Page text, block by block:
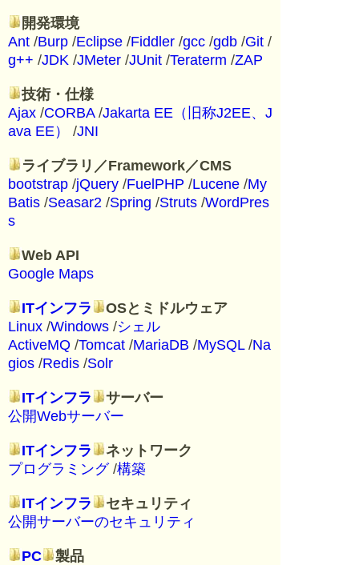
開発環境
Ant /Burp /Eclipse /Fiddler /gcc /gdb /Git /
g++ /JDK /JMeter /JUnit /Teraterm /ZAP
技術・仕様
Ajax /CORBA/Jakarta EE（旧称J2EE、J
ava EE）
/JNI
ライブラリ／Framework／CMS
bootstrap /jQuery /FuelPHP /Lucene /My
Batis /Seasar2 /Spring /Struts /WordPres
s
Web API
Google Maps
ITインフラ
OSとミドルウェア
Linux /Windows /シェル
ActiveMQ /Tomcat /MariaDB /MySQL/Na
gios /Redis /Solr
ITインフラ
サーバー
公開Webサーバー
ITインフラ
ネットワーク
プログラミング/構築
ITインフラ
セキュリティ
公開サーバーのセキュリティ
PC
製品